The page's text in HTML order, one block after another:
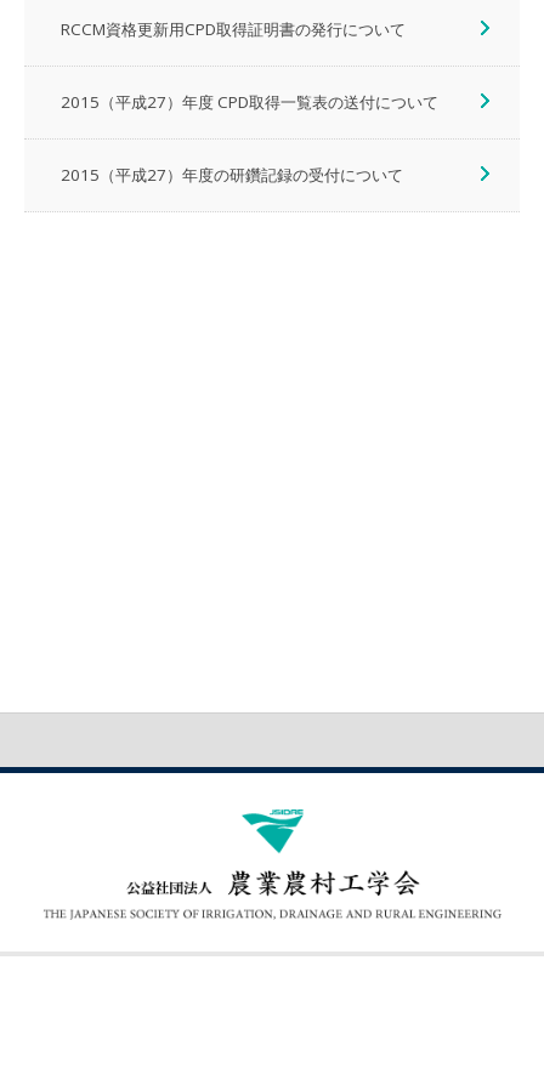
RCCM資格更新用CPD取得証明書の発行について
2015（平成27）年度 CPD取得一覧表の送付について
2015（平成27）年度の研鑽記録の受付について